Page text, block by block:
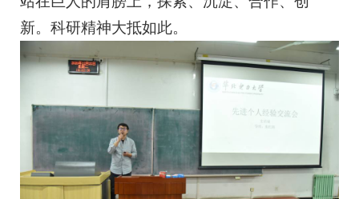
新。科研精神大抵如此。